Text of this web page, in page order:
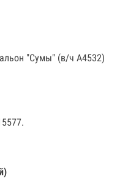
"Сумы" (в/ч А4532)